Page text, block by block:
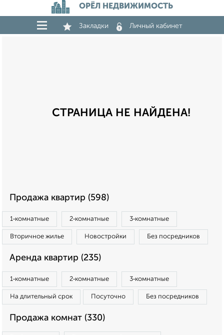
ОРЁЛ НЕДВИЖИМОСТЬ
Закладки Личный кабинет
СТРАНИЦА НЕ НАЙДЕНА!
Продажа квартир (598)
1‑комнатные 2‑комнатные 3‑комнатные
Вторичное жилье Новостройки Без посредников
Аренда квартир (235)
1‑комнатные 2‑комнатные 3‑комнатные
На длительный срок Посуточно Без посредников
Продажа комнат (330)